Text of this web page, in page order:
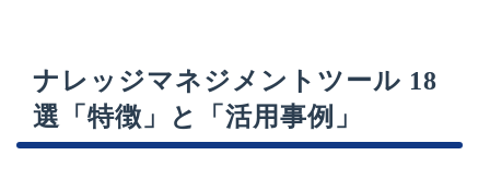
ナレッジマネジメントツール 18
選「特徴」と「活用事例」